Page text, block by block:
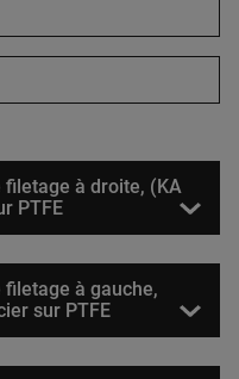
filetage à droite, (KA
PTFE
à gauche,
sur PTFE